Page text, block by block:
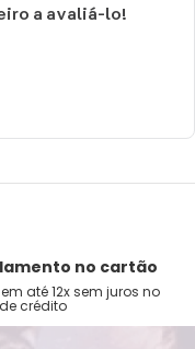
a avaliá-lo!
no cartão
até 12x sem juros no
crédito